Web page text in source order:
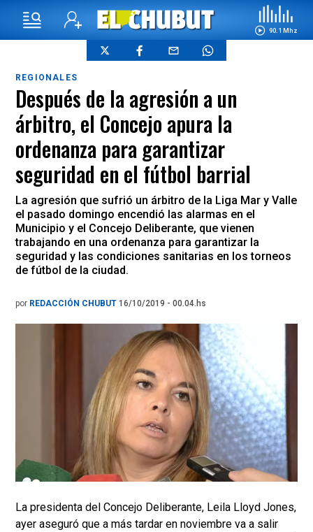
90.1 Mhz
REGIONALES
Después de la agresión a un
árbitro, el Concejo apura la
ordenanza para garantizar
seguridad en el fútbol barrial
La agresión que sufrió un árbitro de la Liga Mar y Valle
el pasado domingo encendió las alarmas en el
Municipio y el Concejo Deliberante, que vienen
trabajando en una ordenanza para garantizar la
seguridad y las condiciones sanitarias en los torneos
de fútbol de la ciudad.
por REDACCIÓN CHUBUT 16/10/2019 - 00.04.hs
La presidenta del Concejo Deliberante, Leila Lloyd Jones,
ayer aseguró que a más tardar en noviembre va a salir